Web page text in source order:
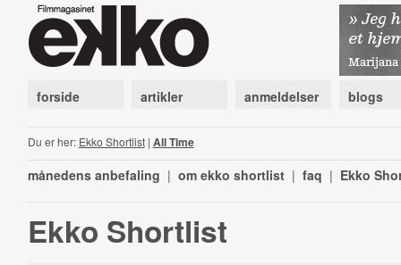
forside artikler anmeldelser blogs
Du er her: Ekko Shortlist| All Time
månedens anbefaling | om ekko shortlist | faq | Ekko
Ekko Shortlist